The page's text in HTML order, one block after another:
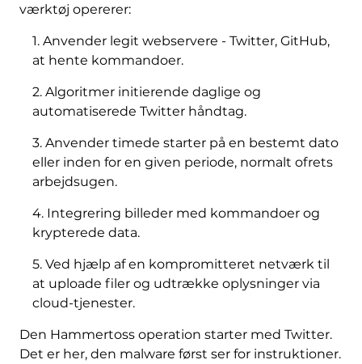
værktøj opererer:
1. Anvender legit webservere - Twitter, GitHub,
at hente kommandoer.
2. Algoritmer initierende daglige og
automatiserede Twitter håndtag.
3. Anvender timede starter på en bestemt dato
eller inden for en given periode, normalt ofrets
arbejdsugen.
4. Integrering billeder med kommandoer og
krypterede data.
5. Ved hjælp af en kompromitteret netværk til
at uploade filer og udtrække oplysninger via
cloud-tjenester.
Den Hammertoss operation starter med Twitter.
Det er her, den malware først ser for instruktioner.